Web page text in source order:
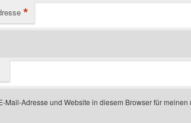
*
Mail-Adresse und Website in diesem Browser für